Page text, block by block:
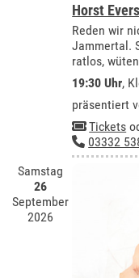
Horst
Reden wir
Jammertal.
ratlos,
19:30 Uhr,
präsentiert
Tickets
03332
Samstag
26
September
2026